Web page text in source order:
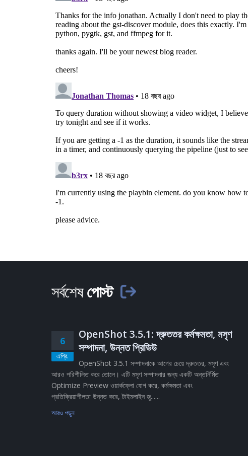
সর্বশেষপোস্ট
6
এপ্রি.
OpenShot 3.5.1: দ্রুততর কর্মক্ষমতা, মসৃণ
সম্পাদনা, উন্নত প্রিভিউ
OpenShot 3.5.1 সম্পাদনাকে আগের চেয়ে দ্রুততর, মসৃণ এবং
আরও পরিশীলিত করে তোলে। এটি মসৃণ সম্পাদনার জন্য একটি অন্তর্নির্মিত
Optimize Preview ওয়ার্কফ্লো যোগ করে, কর্মক্ষমতা এবং
প্রতিক্রিয়াশীলতা উন্নত করে, টাইমলাইন জু......
আরও পড়ুন